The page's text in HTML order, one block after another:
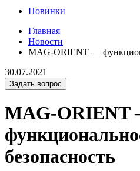
Новинки
Главная
Новости
MAG-ORIENT —
30.07.2021
Задать вопрос
MAG-
безопасность